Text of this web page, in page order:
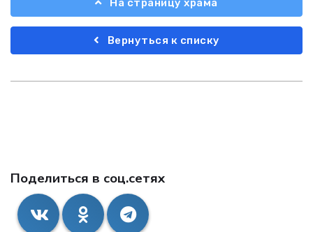
На страницу храма
Вернуться к списку
Поделиться в соц.сетях